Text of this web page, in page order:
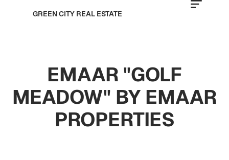
GREEN CITY REAL ESTATE
EMAAR "GOLF
MEADOW" BY EMAAR
PROPERTIES